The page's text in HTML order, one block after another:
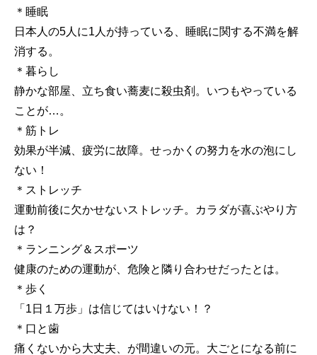
＊睡眠
日本人の5人に1人が持っている、睡眠に関する不満を解
消する。
＊暮らし
静かな部屋、立ち食い蕎麦に殺虫剤。いつもやっている
ことが…。
＊筋トレ
効果が半減、疲労に故障。せっかくの努力を水の泡にし
ない！
＊ストレッチ
運動前後に欠かせないストレッチ。カラダが喜ぶやり方
は？
＊ランニング＆スポーツ
健康のための運動が、危険と隣り合わせだったとは。
＊歩く
「1日１万歩」は信じてはいけない！？
＊口と歯
痛くないから大丈夫、が間違いの元。大ごとになる前に